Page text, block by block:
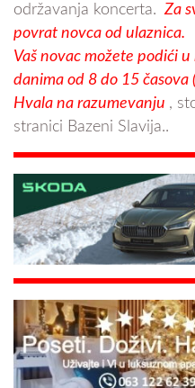
održavanja koncerta. Za
povrat novca od ulaznica.
Vaš novac možete podići
danima od 8 do 15
Hvala na razumevanju ,
stranici Bazeni Slavija..